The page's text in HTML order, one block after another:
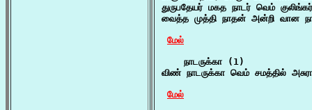
துருபதேயர் மகத நாடர் வெம்
வைத்த முத்தி நாதன் அன்றி வான
மேல்
    நாடருக்கா (1)
விண் நாடருக்கா வெம் சமத்தில்
மேல்